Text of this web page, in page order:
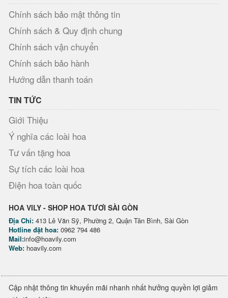
Chính sách bảo mật thông tin
Chính sách & Quy định chung
Chính sách vận chuyển
Chính sách bảo hành
Hướng dẫn thanh toán
TIN TỨC
Giới Thiệu
Ý nghĩa các loài hoa
Tư vấn tặng hoa
Sự tích các loài hoa
Điện hoa toàn quốc
HOA VILY - SHOP HOA TƯƠI SÀI GÒN
Địa Chỉ: 413 Lê Văn Sỹ, Phường 2, Quận Tân Bình, Sài Gòn
Hotline đặt hoa: 0962 794 486
Mail:info@hoavily.com
Web: hoavily.com
Cập nhật thông tin khuyến mãi nhanh nhất hưởng quyền lợi giảm